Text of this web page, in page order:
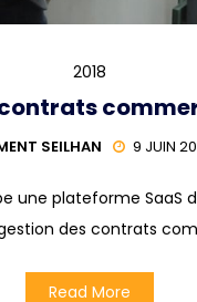
2018
SEILHAN 9 JUIN
une plateforme
des contrats
Read More